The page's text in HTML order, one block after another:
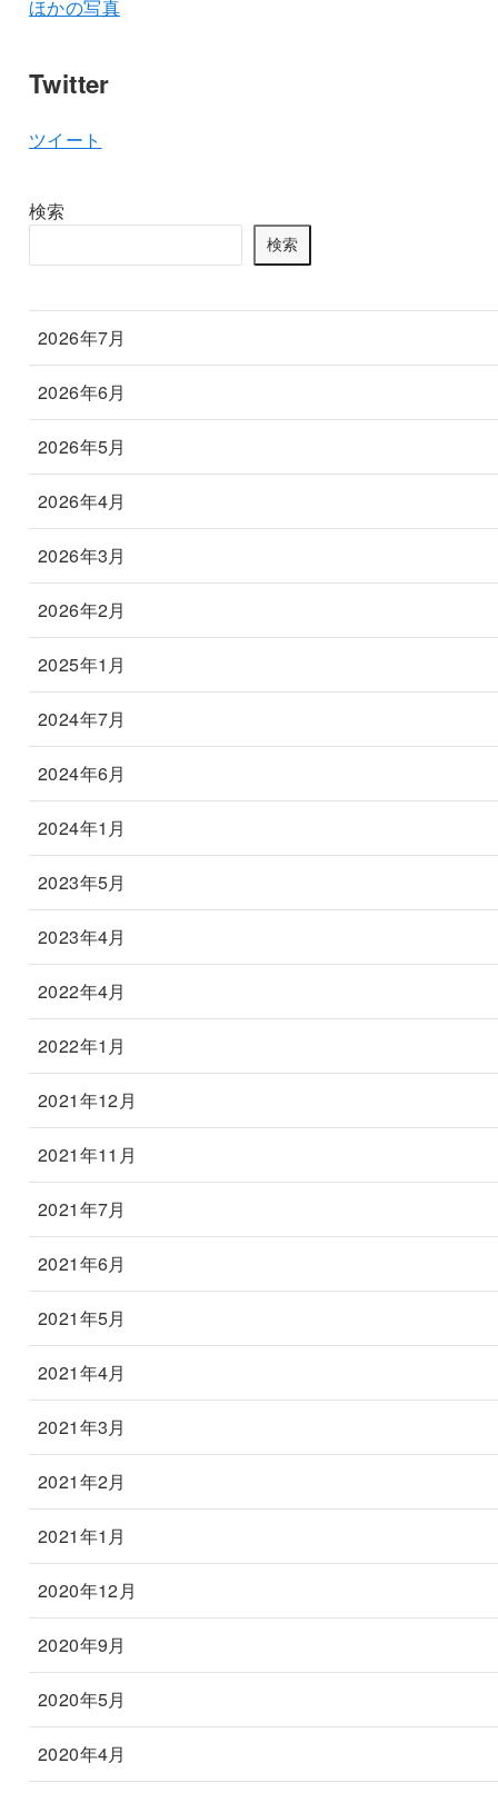
ほかの写真
Twitter
ツイート
検索
検索
2026年7月
2026年6月
2026年5月
2026年4月
2026年3月
2026年2月
2025年1月
2024年7月
2024年6月
2024年1月
2023年5月
2023年4月
2022年4月
2022年1月
2021年12月
2021年11月
2021年7月
2021年6月
2021年5月
2021年4月
2021年3月
2021年2月
2021年1月
2020年12月
2020年9月
2020年5月
2020年4月